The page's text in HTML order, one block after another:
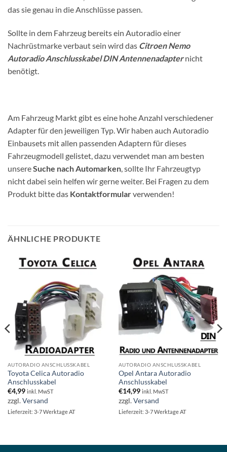
das sie genau in die Anschlüsse passen.
Sollte in dem Fahrzeug bereits ein Autoradio einer
Nachrüstmarke verbaut sein wird das Citroen Nemo
Autoradio Anschlusskabel DIN Antennenadapternicht
benötigt.
Am Fahrzeug Markt gibt es eine hohe Anzahl verschiedener
Adapter für den jeweiligen Typ. Wir haben auch Autoradio
Einbausets mit allen passenden Adaptern für dieses
Fahrzeugmodell gelistet, dazu verwendet man am besten
unsereSuche nach Automarken , sollte Ihr Fahrzeugtyp
nicht dabei sein helfen wir gerne weiter. Bei Fragen zu dem
Produkt bitte das Kontaktformularverwenden!
ÄHNLICHE PRODUKTE
AUTORADIO ANSCHLUSSKABEL
Toyota Celica Autoradio
Anschlusskabel
€4,99 inkl. MwST
zzgl.Versand
Lieferzeit: 3-7 Werktage AT
AUTORADIO ANSCHLUSSKABEL
Opel Antara Autoradio
Anschlusskabel
€14,99 inkl. MwST
zzgl.Versand
Lieferzeit: 3-7 Werktage AT